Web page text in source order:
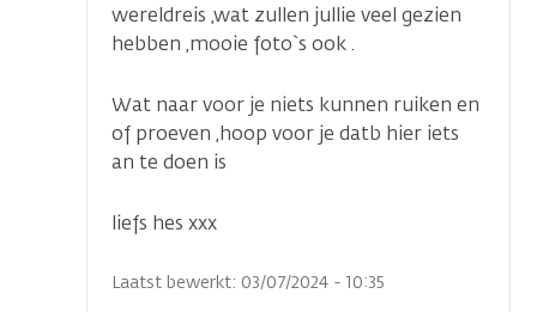
wereldreis ,wat zullen jullie veel gezien
hebben ,mooie foto`s ook .
Wat naar voor je niets kunnen ruiken en
of proeven ,hoop voor je datb hier iets
an te doen is
liefs hes xxx
Laatst bewerkt: 03/07/2024 - 10:35